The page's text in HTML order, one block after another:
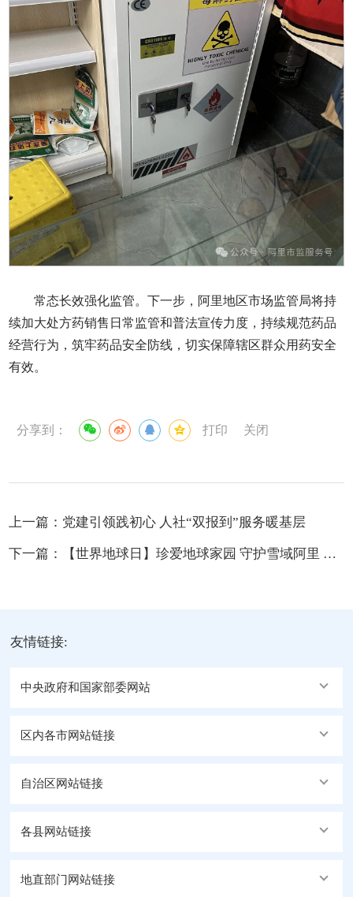
常态长效强化监管。下一步，阿里地区市场监管局将持
续加大处方药销售日常监管和普法宣传力度，持续规范药品
经营行为，筑牢药品安全防线，切实保障辖区群众用药安全
有效。
分享到： 打印 关闭
上一篇： 党建引领践初心 人社“双报到”服务暖基层
下一篇： 【世界地球日】珍爱地球家园 守护雪域阿里 ——阿里地区成功举办第57个世界地球日主题宣传活动
友情链接:
中央政府和国家部委网站
区内各市网站链接
自治区网站链接
各县网站链接
地直部门网站链接